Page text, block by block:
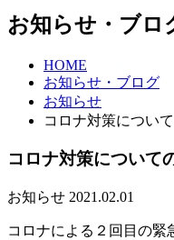
お知らせ・ブロ
HOME
お知らせ・ブログ
お知らせ
コロナ対策につい
コロナ対策について
お知らせ 2021.02.01
コロナによる２回目の緊